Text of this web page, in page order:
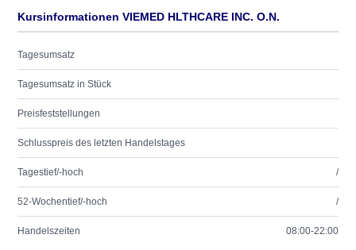
Kursinformationen VIEMED HLTHCARE INC. O.N.
Tagesumsatz
Tagesumsatz in Stück
Preisfeststellungen
Schlusspreis des letzten Handelstages
Tagestief/-hoch /
52-Wochentief/-hoch /
Handelszeiten 08:00-22:00